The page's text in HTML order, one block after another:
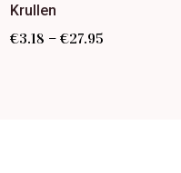
Krullen
€3.18 –€27.95